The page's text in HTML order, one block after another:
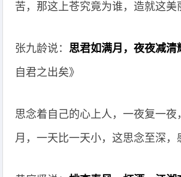
苦，那这上苍究竟为谁，造就这美
张九龄说：思君如满月，夜夜减清
自君之出矣》
思念着自己的心上人，一夜复一夜
月，一天比一天小，这思念至深，